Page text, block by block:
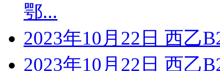
鄂...
2023年10月22日 西乙
2023年10月22日 西乙